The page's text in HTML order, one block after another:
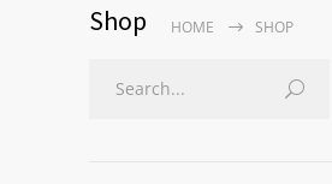
Shop HOME SHOP